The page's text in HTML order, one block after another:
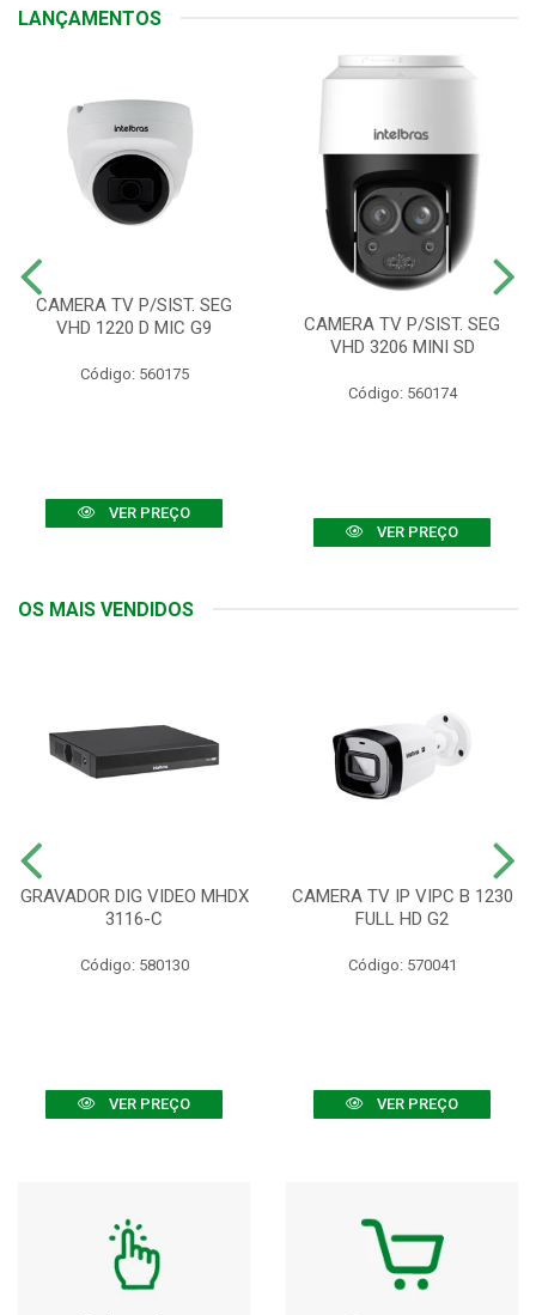
LANÇAMENTOS
CAMERA TV P/SIST. SEG
VHD 1220 D MIC G9
Código: 560175
VER PREÇO
CAMERA TV P/SIST. SEG
VHD 3206 MINI SD
Código: 560174
VER PREÇO
OS MAIS VENDIDOS
GRAVADOR DIG VIDEO MHDX
3116-C
Código: 580130
VER PREÇO
CAMERA TV IP VIPC B 1230
FULL HD G2
Código: 570041
VER PREÇO